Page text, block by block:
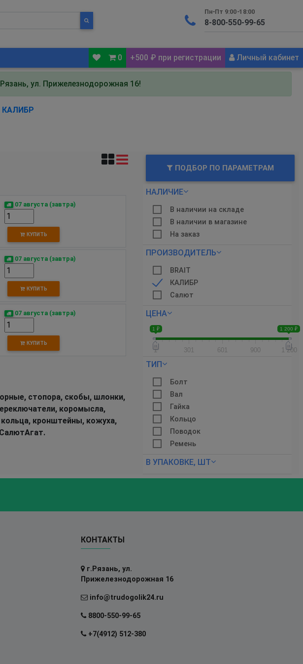
Пн-Пт 9:00-18:00
0 +500 ₽ при регистрации Личный кабинет
ул. Прижелезнодорожная 16!
КАЛИБР
ПОДБОР ПО ПАРАМЕТРАМ
НАЛИЧИЕ
В наличии на складе
В наличии в магазине
На заказ
ПРОИЗВОДИТЕЛЬ
BRAIT
КАЛИБР
Салют
ЦЕНА
1 ₽ 1 200 ₽
1 301 601 900 1 200
ТИП
Болт
Вал
Гайка
Кольцо
Поводок
Ремень
В УПАКОВКЕ, ШТ
07 августа (завтра)
КУПИТЬ
07 августа (завтра)
КУПИТЬ
07 августа (завтра)
КУПИТЬ
стопора, скобы, шлонки,
коромысла,
кронштейны, кожуха,
КОНТАКТЫ
г.Рязань, ул.
Прижелезнодорожная 16
info@trudogolik24.ru
8800-550-99-65
+7(4912) 512-380